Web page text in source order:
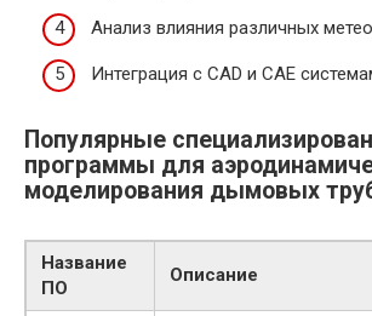
Анализ влияния различных
Интеграция с CAD и CAE
Популярные
программы для
моделирования дымовых
Название
ПО
Описание